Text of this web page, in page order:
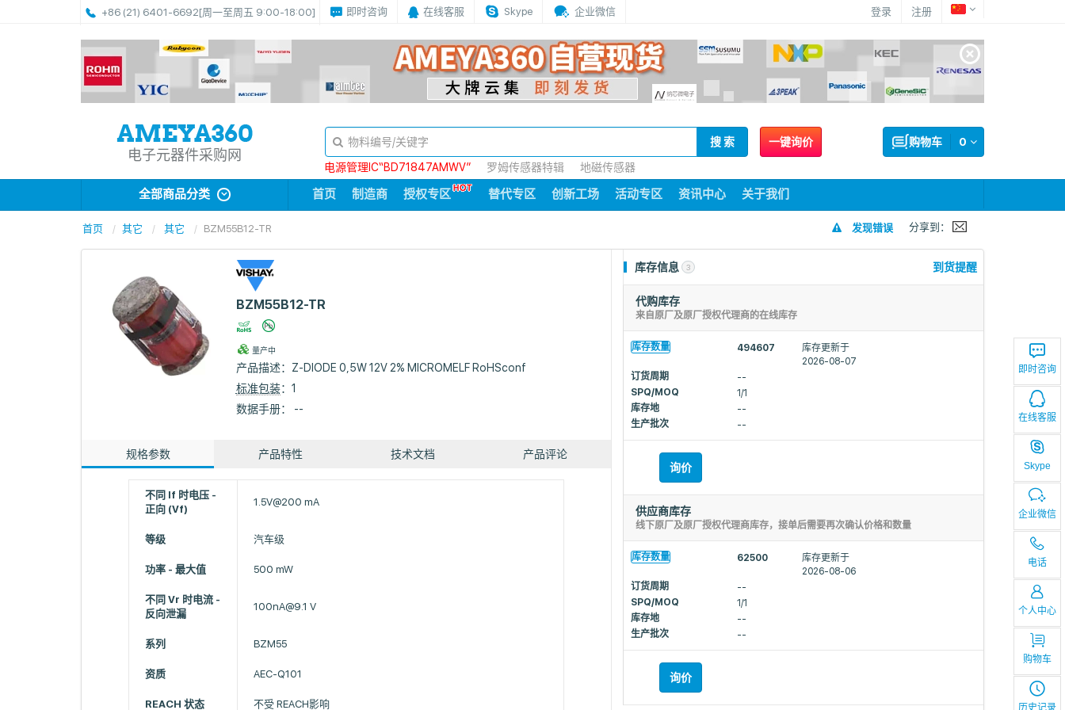
+86 (21) 6401-6692[周一至周五 9:00-18:00] 即时咨询 在线客服 Skype 企业微信 登录 注册
即时咨询
在线客服
Skype
企业微信
电话
个人中心
购物车
电子元器件采购网
一键询价 0
购物车
搜 索
电源管理IC“BD71847AMWV”
罗姆传感器特辑 地磁传感器
全部商品分类 首页 制造商 授权专区 替代专区 创新工场 活动专区 资讯中心 关于我们
首页 其它 其它 BZM55B12-TR 发现错误 分享到：
BZM55B12-TR
量产中
产品描述： Z-DIODE 0,5W 12V 2% MICROMELF RoHSconf
标准包装：1
数据手册： --
规格参数 产品特性 技术文档 产品评论
不同 If 时电压 -
正向 (Vf)
1.5V@200 mA
等级 汽车级
功率 - 最大值 500 mW
不同 Vr 时电流 -
反向泄漏
100nA@9.1 V
系列 BZM55
资质 AEC-Q101
REACH 状态 不受 REACH影响
库存信息 3 到货提醒
代购库存
来自原厂及原厂授权代理商的在线库存
库存数量 494607
库存更新于
2026-08-07
订货周期
--
SPQ/MOQ
1/1
库存地
--
生产批次
--
询价
供应商库存
线下原厂及原厂授权代理商库存，接单后需要再次确认价格和数量
库存数量 62500
库存更新于
2026-08-06
订货周期
--
SPQ/MOQ
1/1
库存地
--
生产批次
--
询价